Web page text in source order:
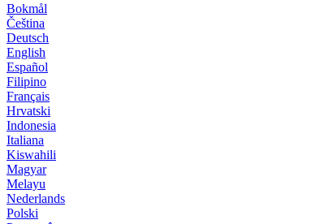
Bokmål
Čeština
Deutsch
English
Español
Filipino
Français
Hrvatski
Indonesia
Italiana
Kiswahili
Magyar
Melayu
Nederlands
Polski